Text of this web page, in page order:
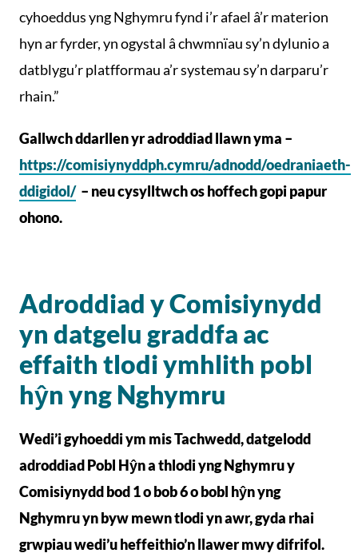
cyhoeddus yng Nghymru fynd i’r afael â’r materion
hyn ar fyrder, yn ogystal â chwmnïau sy’n dylunio a
datblygu’r platfformau a’r systemau sy’n darparu’r
rhain.”
Gallwch ddarllen yr adroddiad llawn yma –
https://comisiynyddph.cymru/adnodd/oedraniaeth-
ddigidol/ – neu cysylltwch os hoffech gopi papur
ohono.
Adroddiad y Comisiynydd
yn datgelu graddfa ac
effaith tlodi ymhlith pobl
hŷn yng Nghymru
Wedi’i gyhoeddi ym mis Tachwedd, datgelodd
adroddiad Pobl Hŷn a thlodi yng Nghymru y
Comisiynydd bod 1 o bob 6 o bobl hŷn yng
Nghymru yn byw mewn tlodi yn awr, gyda rhai
grwpiau wedi’u heffeithio’n llawer mwy difrifol.